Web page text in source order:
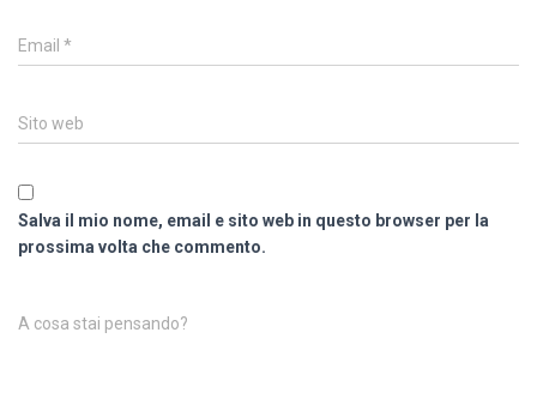
Email *
Sito web
Salva il mio nome, email e sito web in questo browser per la
prossima volta che commento.
A cosa stai pensando?